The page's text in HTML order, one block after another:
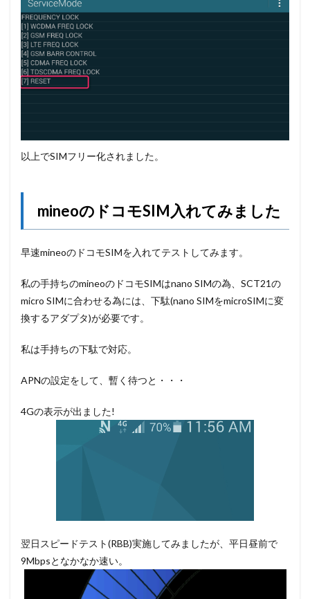
以上でSIMフリー化されました。
mineoのドコモSIM入れてみました
早速mineoのドコモSIMを入れてテストしてみます。
私の手持ちのmineoのドコモSIMはnano SIMの為、SCT21の
micro SIMに合わせる為には、下駄(nano SIMをmicroSIMに変
換するアダプタ)が必要です。
私は手持ちの下駄で対応。
APNの設定をして、暫く待つと・・・
4Gの表示が出ました!
翌日スピードテスト(RBB)実施してみましたが、平日昼前で
9Mbpsとなかなか速い。